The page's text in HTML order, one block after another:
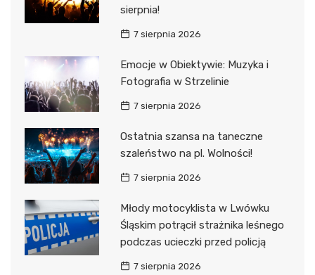
sierpnia!
7 sierpnia 2026
Emocje w Obiektywie: Muzyka i
Fotografia w Strzelinie
7 sierpnia 2026
Ostatnia szansa na taneczne
szaleństwo na pl. Wolności!
7 sierpnia 2026
Młody motocyklista w Lwówku
Śląskim potrącił strażnika leśnego
podczas ucieczki przed policją
7 sierpnia 2026